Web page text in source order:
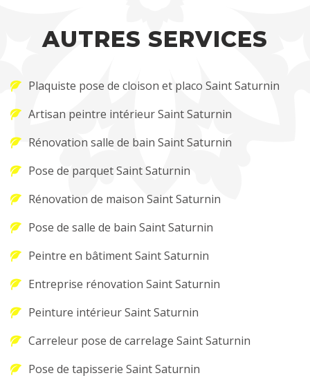
AUTRES SERVICES
Plaquiste pose de cloison et placo Saint Saturnin
Artisan peintre intérieur Saint Saturnin
Rénovation salle de bain Saint Saturnin
Pose de parquet Saint Saturnin
Rénovation de maison Saint Saturnin
Pose de salle de bain Saint Saturnin
Peintre en bâtiment Saint Saturnin
Entreprise rénovation Saint Saturnin
Peinture intérieur Saint Saturnin
Carreleur pose de carrelage Saint Saturnin
Pose de tapisserie Saint Saturnin